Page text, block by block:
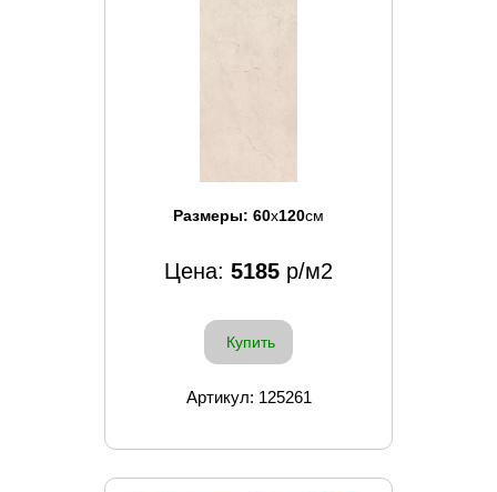
Размеры: 60x120см
Цена: 5185 р/м2
Купить
Артикул: 125261